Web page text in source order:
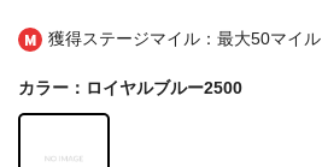
獲得ステージマイル：最大50マイル
カラー：ロイヤルブルー2500